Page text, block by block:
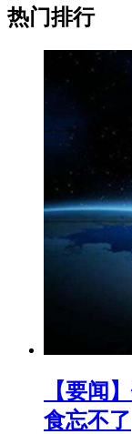
热门排行
【要闻
食忘不了